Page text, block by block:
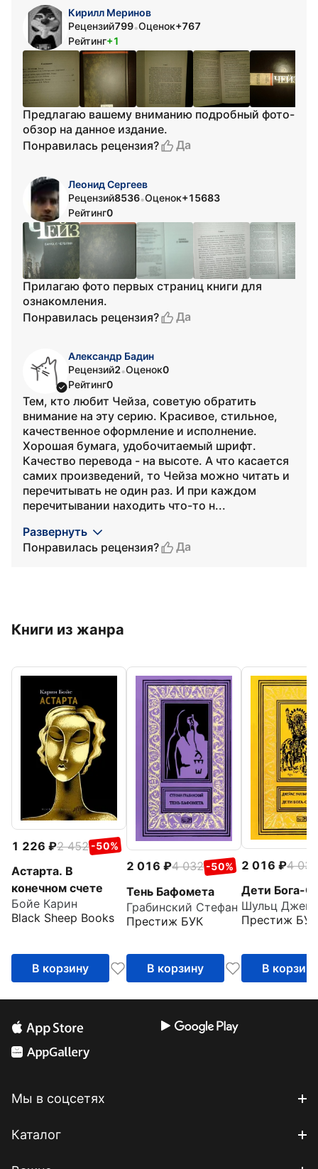
Кирилл Меринов
Рецензий799•Оценок+767
Рейтинг+1
Предлагаю вашему вниманию подробный фото-
обзор на данное издание.
Понравилась рецензия?
Да
Леонид Сергеев
Рецензий8536•Оценок+15683
Рейтинг0
Прилагаю фото первых страниц книги для
ознакомления.
Понравилась рецензия?
Да
Александр Бадин
Рецензий2•Оценок0
Рейтинг0
Тем, кто любит Чейза, советую обратить
внимание на эту серию. Красивое, стильное,
качественное оформление и исполнение.
Хорошая бумага, удобочитаемый шрифт.
Качество перевода - на высоте. А что касается
самих произведений, то Чейза можно читать и
перечитывать не один раз. И при каждом
перечитывании находить что-то н...
Развернуть
Понравилась рецензия?
Да
Книги из жанра
1 226 2 452 -50%
Астарта. В
конечном счете
Бойе Карин
Black Sheep Books
В корзину
2 016 4 032 -50%
Тень Бафомета
Грабинский Стефан
Престиж БУК
В корзину
2 016
4 032
Дети Бога-
Престиж БУК
В корзину
Мы в соцсетях
Каталог